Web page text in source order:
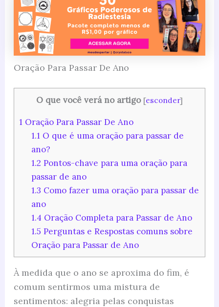
Oração Para Passar De Ano
O que você verá no artigo [esconder]
1Oração Para Passar De Ano
1.1 O que é uma oração para passar de
ano?
1.2 Pontos-chave para uma oração para
passar de ano
1.3 Como fazer uma oração para passar de
ano
1.4 Oração Completa para Passar de Ano
1.5 Perguntas e Respostas comuns sobre
Oração para Passar de Ano
À medida que o ano se aproxima do fim, é
comum sentirmos uma mistura de
sentimentos: alegria pelas conquistas